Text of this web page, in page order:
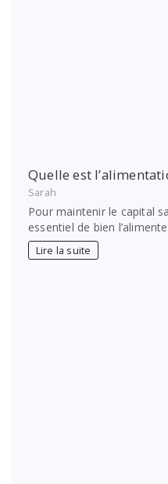
Quelle est
Sarah
Pour maintenir le capital
essentiel de bien
Lire la suite